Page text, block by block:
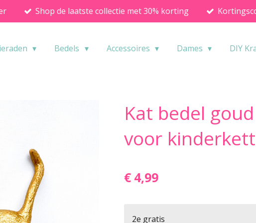
Shop de laatste collectie met 30% korting
Bedels Accessoires Dames DIY
Kat bedel
voor
€ 4,99
2e gratis